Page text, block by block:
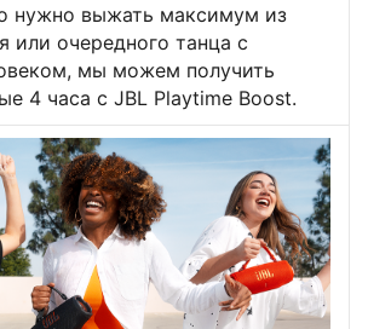
нужно выжать максимум из
или очередного танца с
мы можем получить
4 часа с JBL Playtime Boost.